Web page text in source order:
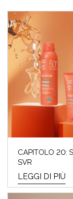
CAPITOLO 20:
SVR
LEGGI DI PIÙ